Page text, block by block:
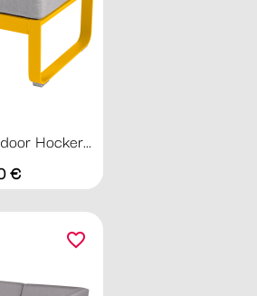
Hocker...
€
favorite_border